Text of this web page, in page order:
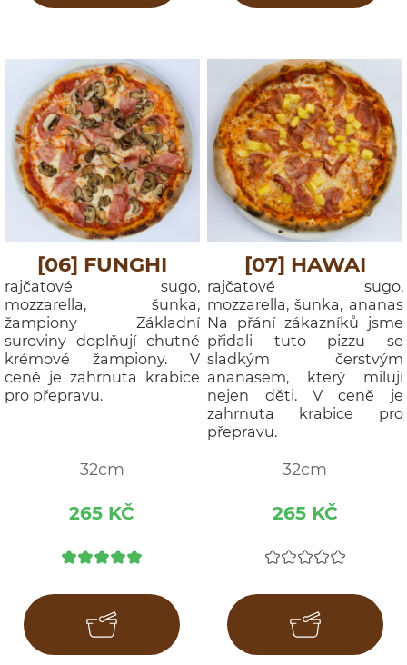
[06] FUNGHI
rajčatové sugo,
mozzarella, šunka,
žampiony Základní
suroviny doplňují chutné
krémové žampiony. V
ceně je zahrnuta krabice
pro přepravu.
32cm
265 KČ
[07] HAWAI
rajčatové sugo,
mozzarella, šunka, ananas
Na přání zákazníků jsme
přidali tuto pizzu se
sladkým čerstvým
ananasem, který milují
nejen děti. V ceně je
zahrnuta krabice pro
přepravu.
32cm
265 KČ